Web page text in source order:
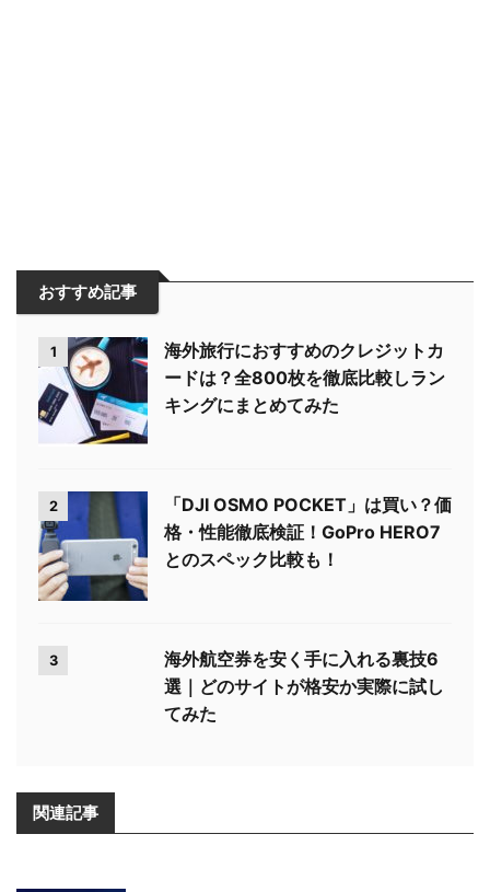
おすすめ記事
1
海外旅行におすすめのクレジットカ
ードは？全800枚を徹底比較しラン
キングにまとめてみた
2
「DJI OSMO POCKET」は買い？価
格・性能徹底検証！GoPro HERO7
とのスペック比較も！
3
海外航空券を安く手に入れる裏技6
選｜どのサイトが格安か実際に試し
てみた
関連記事